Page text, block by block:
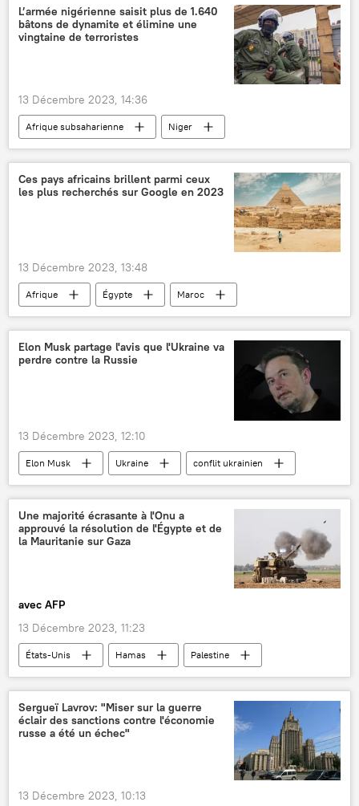
International
L’armée nigérienne saisit plus de 1.640
bâtons de dynamite et élimine une
vingtaine de terroristes
13 Décembre 2023, 14:36
Afrique subsaharienne
Niger
terrorisme
réseau terroriste
criminels
Сes pays africains brillent parmi ceux
les plus recherchés sur Google en 2023
13 Décembre 2023, 13:48
Afrique Égypte
Maroc
Google
classement
Elon Musk partage l'avis que l'Ukraine va
perdre contre la Russie
13 Décembre 2023, 12:10
Elon Musk Ukraine
conflit ukrainien
Russie
International
Une majorité écrasante à l'Onu a
approuvé la résolution de l'Égypte et de
la Mauritanie sur Gaza
avec AFP
13 Décembre 2023, 11:23
États-Unis Hamas
Palestine
Israël
Conseil de sécurité de l'Onu
Assemblée générale des Nations unies
résolution
Sergueï Lavrov: "Miser sur la guerre
éclair des sanctions contre l'économie
russe a été un échec"
13 Décembre 2023, 10:13